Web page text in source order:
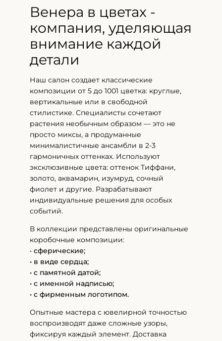
Венера в цветах -
компания, уделяющая
внимание каждой
детали
Наш салон создает классические
композиции от 5 до 1001 цветка: круглые,
вертикальные или в свободной
стилистике. Специалисты сочетают
растения необычным образом — это не
просто миксы, а продуманные
минималистичные ансамбли в 2-3
гармоничных оттенках. Используют
эксклюзивные цвета: оттенок Тиффани,
золото, аквамарин, изумруд, сочный
фиолет и другие. Разрабатывают
индивидуальные решения для особых
событий.
В коллекции представлены оригинальные
коробочные композиции:
• сферические;
• в виде сердца;
• с памятной датой;
• с именной надписью;
• с фирменным логотипом.
Опытные мастера с ювелирной точностью
воспроизводят даже сложные узоры,
фиксируя каждый элемент. Доставка